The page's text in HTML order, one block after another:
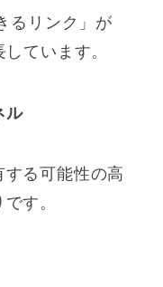
るリンク」が
ています。
ル
る可能性の高
す。